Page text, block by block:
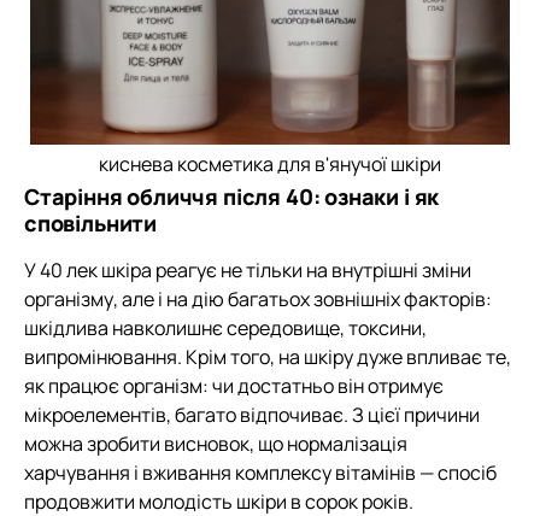
киснева косметика для в'янучої шкіри
Старіння обличчя після 40: ознаки і як
сповільнити
У 40 лек шкіра реагує не тільки на внутрішні зміни
організму, але і на дію багатьох зовнішніх факторів:
шкідлива навколишнє середовище, токсини,
випромінювання. Крім того, на шкіру дуже впливає те,
як працює організм: чи достатньо він отримує
мікроелементів, багато відпочиває. З цієї причини
можна зробити висновок, що нормалізація
харчування і вживання комплексу вітамінів — спосіб
продовжити молодість шкіри в сорок років.